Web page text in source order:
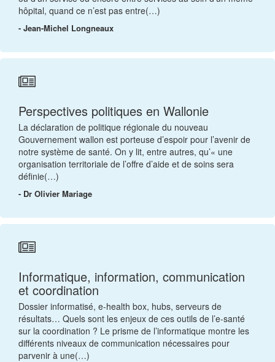
hôpital, quand ce n’est pas entre(…)
- Jean-Michel Longneaux
Perspectives politiques en Wallonie
La déclaration de politique régionale du nouveau
Gouvernement wallon est porteuse d’espoir pour l’avenir de
notre système de santé. On y lit, entre autres, qu’« une
organisation territoriale de l’offre d’aide et de soins sera
définie(…)
- Dr Olivier Mariage
Informatique, information, communication
et coordination
Dossier informatisé, e-health box, hubs, serveurs de
résultats… Quels sont les enjeux de ces outils de l’e-santé
sur la coordination ? Le prisme de l’informatique montre les
différents niveaux de communication nécessaires pour
parvenir à une(…)